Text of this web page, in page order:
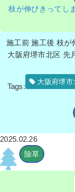
枝が伸びきってし
施工前 施工後 枝
大阪府堺市北区 先
Tags:
大阪府堺市
2025.02.26
除草